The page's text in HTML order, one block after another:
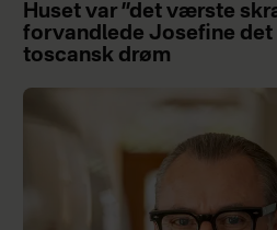
Huset var ”det værste
forvandlede Josefine det
toscansk drøm